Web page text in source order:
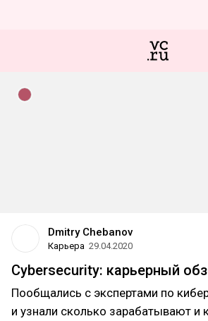
Dmitry Chebanov
Карьера 29.04.2020
Cybersecurity: карьерный
Пообщались с экспертами по
и узнали сколько зарабатывают и